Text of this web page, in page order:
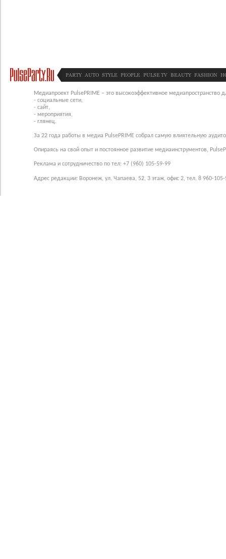
PARTY AUTO STYLE PEOPLE PULSE TV BEAUTY FASHION
Медиапроект PulsePRIME – это высокоэффективное медиапространство
- социальные сети,
- сайт,
- мероприятия,
- глянец.
За 22 года работы в медиа PulsePRIME собрал самую влиятельную
Опираясь на свой опыт и постоянное развитие медиаинструментов,
Реклама и сотрудничество по тел: +7 (960) 105-59-99
Адрес редакции: Воронеж, ул. Чапаева, 52, 3 этаж, офис 2, тел. 8 960-